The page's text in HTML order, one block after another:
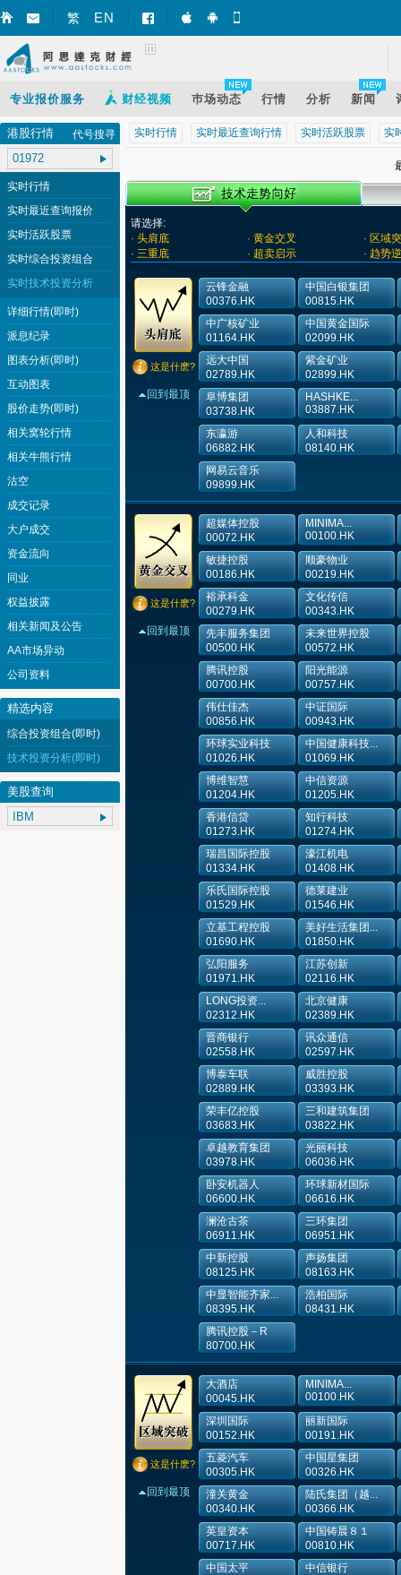
繁 EN 智财迅 (iPhone)
智财迅 (Android)
专业报价服务 财经视频 巿场动态 行情 分析 新闻
实时行情 实时最近查询行情 实时活跃股票 实
请选择:
· 头肩底
· 黄金交叉
· 区域
· 三重底
· 超卖启示 · 趋势
这是什麽?
回到最顶
云锋金融
00376.HK
中国白银集团
00815.HK
中广核矿业
01164.HK
中国黄金国际
02099.HK
远大中国
02789.HK
紫金矿业
02899.HK
阜博集团
03738.HK
HASHKE...
03887.HK
东瀛游
06882.HK
人和科技
08140.HK
网易云音乐
09899.HK
这是什麽?
回到最顶
超媒体控股
00072.HK
MINIMA...
00100.HK
敏捷控股
00186.HK
顺豪物业
00219.HK
裕承科金
00279.HK
文化传信
00343.HK
先丰服务集团
00500.HK
未来世界控股
00572.HK
腾讯控股
00700.HK
阳光能源
00757.HK
伟仕佳杰
00856.HK
中证国际
00943.HK
环球实业科技
01026.HK
中国健康科技...
01069.HK
博维智慧
01204.HK
中信资源
01205.HK
香港信贷
01273.HK
知行科技
01274.HK
瑞昌国际控股
01334.HK
濠江机电
01408.HK
乐氏国际控股
01529.HK
德莱建业
01546.HK
立基工程控股
01690.HK
美好生活集团...
01850.HK
弘阳服务
01971.HK
江苏创新
02116.HK
LONG投资...
02312.HK
北京健康
02389.HK
晋商银行
02558.HK
讯众通信
02597.HK
博泰车联
02889.HK
威胜控股
03393.HK
荣丰亿控股
03683.HK
三和建筑集团
03822.HK
卓越教育集团
03978.HK
光丽科技
06036.HK
卧安机器人
06600.HK
环球新材国际
06616.HK
澜沧古茶
06911.HK
三环集团
06951.HK
中新控股
08125.HK
声扬集团
08163.HK
中显智能齐家...
08395.HK
浩柏国际
08431.HK
腾讯控股－R
80700.HK
这是什麽?
回到最顶
大酒店
00045.HK
MINIMA...
00100.HK
深圳国际
00152.HK
丽新国际
00191.HK
五菱汽车
00305.HK
中国星集团
00326.HK
潼关黄金
00340.HK
陆氏集团（越...
00366.HK
英皇资本
00717.HK
中国铸晨８１
00810.HK
中国太平
中信银行
港股行情 代号搜寻
实时行情
实时最近查询报价
实时活跃股票
实时综合投资组合
实时技术投资分析
详细行情(即时)
派息纪录
图表分析(即时)
互动图表
股价走势(即时)
相关窝轮行情
相关牛熊行情
沽空
成交记录
大户成交
资金流向
同业
权益披露
相关新闻及公告
AA市场异动
公司资料
精选内容
综合投资组合(即时)
技术投资分析(即时)
美股查询